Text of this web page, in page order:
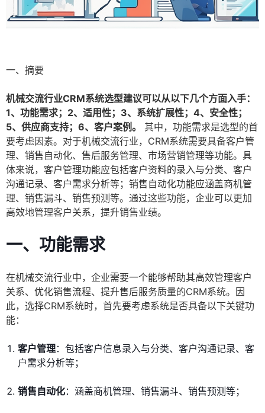
一、摘要
机械交流行业CRM系统选型建议可以从以下几个方面入手：
1、功能需求；2、适用性；3、系统扩展性；4、安全性；
5、供应商支持；6、客户案例。
其中，功能需求是选型的首
要考虑因素。对于机械交流行业，CRM系统需要具备客户管
理、销售自动化、售后服务管理、市场营销管理等功能。具
体来说，客户管理功能应包括客户资料的录入与分类、客户
沟通记录、客户需求分析等；销售自动化功能应涵盖商机管
理、销售漏斗、销售预测等。通过这些功能，企业可以更加
高效地管理客户关系，提升销售业绩。
一、功能需求
在机械交流行业中，企业需要一个能够帮助其高效管理客户
关系、优化销售流程、提升售后服务质量的CRM系统。因
此，选择CRM系统时，首先要考虑系统是否具备以下关键功
能：
客户管理：包括客户信息录入与分类、客户沟通记录、客
户需求分析等；
销售自动化：涵盖商机管理、销售漏斗、销售预测等；